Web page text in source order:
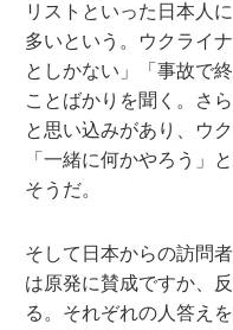
リストといった日本人
多いという。ウクライ
としかない」「事故で
ことばかりを聞く。さ
と思い込みがあり、ウ
「一緒に何かやろう」
そうだ。
そして日本からの訪問
は原発に賛成ですか、
る。それぞれの人答え